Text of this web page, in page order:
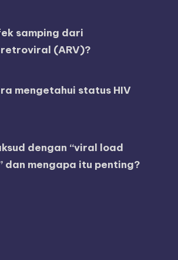
samping dari
(ARV)?
mengetahui status HIV
dengan “viral load
mengapa itu penting?